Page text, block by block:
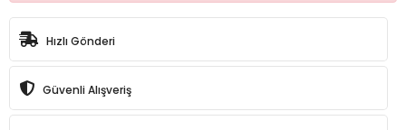
Hızlı Gönderi
Güvenli Alışveriş